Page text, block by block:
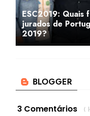
ESC2019: Quais
jurados de
2019?
3 Comentários (